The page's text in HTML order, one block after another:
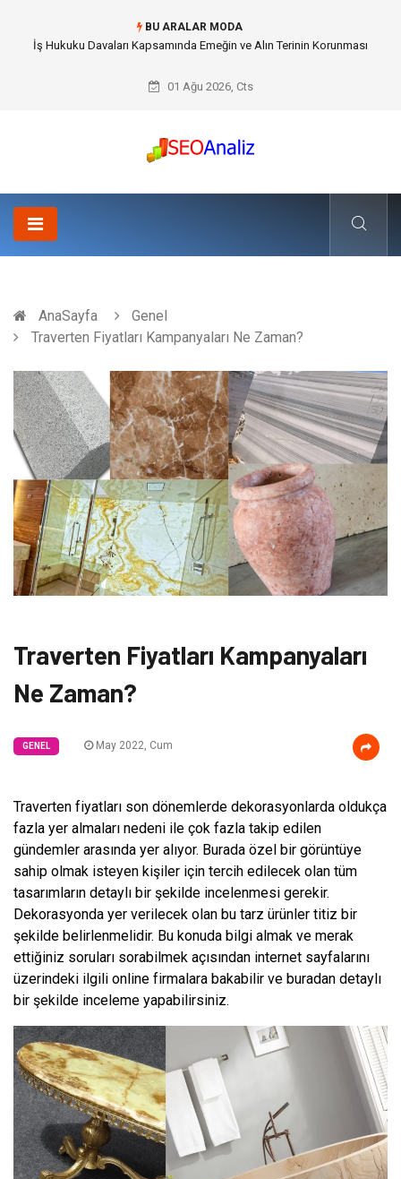
BU ARALAR MODA
Best Security Software (En İyi Güvenlik Yazılımı) ile Uzaktan Çalışmada
01 Ağu 2026, Cts
AnaSayfa
Genel
Traverten Fiyatları Kampanyaları Ne Zaman?
Traverten Fiyatları Kampanyaları
Ne Zaman?
GENEL May 2022, Cum
Traverten fiyatları son dönemlerde dekorasyonlarda oldukça
fazla yer almaları nedeni ile çok fazla takip edilen
gündemler arasında yer alıyor. Burada özel bir görüntüye
sahip olmak isteyen kişiler için tercih edilecek olan tüm
tasarımların detaylı bir şekilde incelenmesi gerekir.
Dekorasyonda yer verilecek olan bu tarz ürünler titiz bir
şekilde belirlenmelidir. Bu konuda bilgi almak ve merak
ettiğiniz soruları sorabilmek açısından internet sayfalarını
üzerindeki ilgili online firmalara bakabilir ve buradan detaylı
bir şekilde inceleme yapabilirsiniz.